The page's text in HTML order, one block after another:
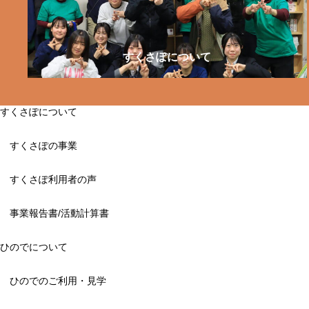
すくさぽについて
すくさぽについて
すくさぽの事業
すくさぽ利用者の声
事業報告書/活動計算書
ひのでについて
ひのでのご利用・見学